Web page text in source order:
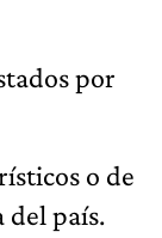
por
o de
del país.